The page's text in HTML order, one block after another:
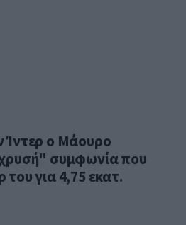
Ίντερ ο Μάουρο
συμφωνία που
του για 4,75 εκατ.